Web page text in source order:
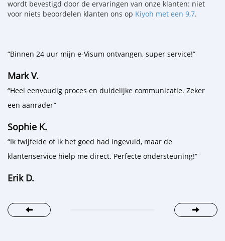
wordt bevestigd door de ervaringen van onze klanten: niet
voor niets beoordelen klanten ons op Kiyoh met een 9,7.
“Binnen 24 uur mijn e-Visum ontvangen, super service!”
Mark V.
“Heel eenvoudig proces en duidelijke communicatie. Zeker
een aanrader”
Sophie K.
“Ik twijfelde of ik het goed had ingevuld, maar de
klantenservice hielp me direct. Perfecte ondersteuning!”
Erik D.
Previous Next